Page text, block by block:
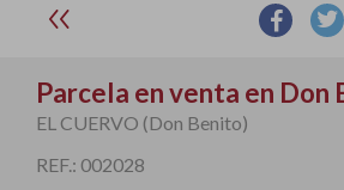
Parcela en venta en Don
EL CUERVO (Don Benito)
REF.: 002028